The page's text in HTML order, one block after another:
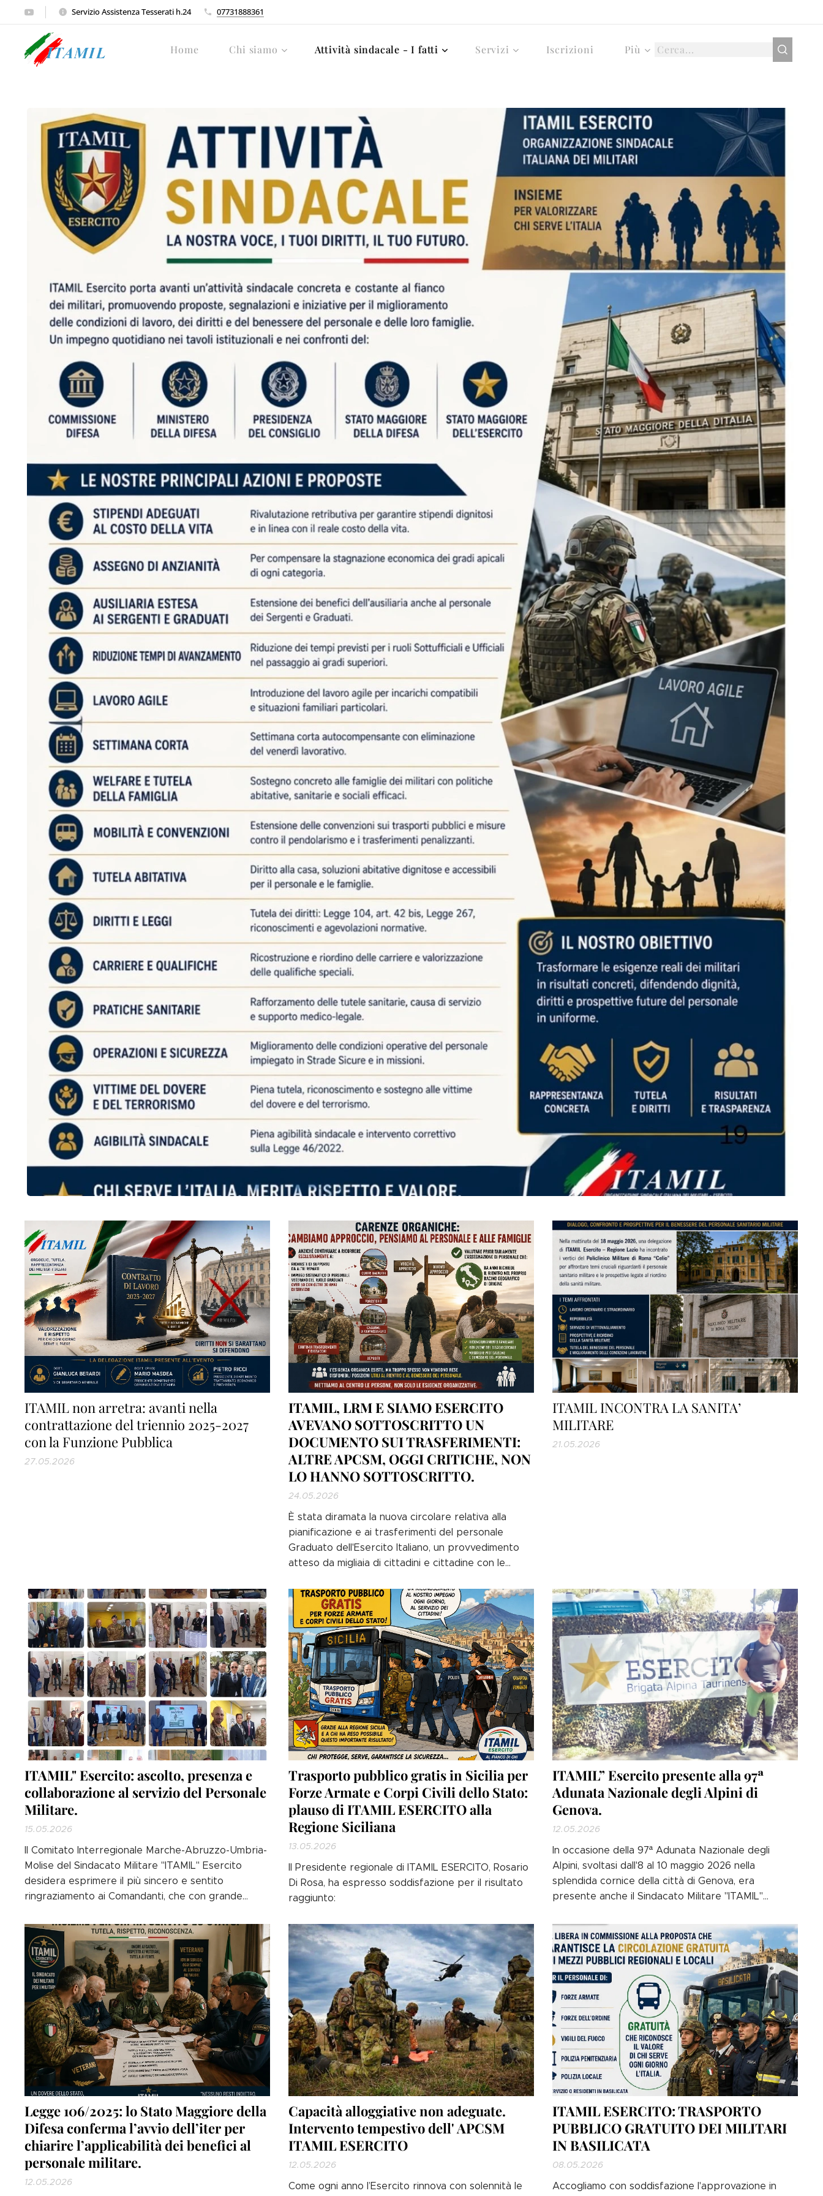
Servizio Assistenza Tesserati h.24 07731888361
Home Chi siamo Attività sindacale - I fatti Servizi Iscrizioni Più
ITAMIL non arretra: avanti nella
contrattazione del triennio 2025-2027
con la Funzione Pubblica
27.05.2026
ITAMIL, LRM E SIAMO ESERCITO
AVEVANO SOTTOSCRITTO UN
DOCUMENTO SUI TRASFERIMENTI:
ALTRE APCSM, OGGI CRITICHE, NON
LO HANNO SOTTOSCRITTO.
24.05.2026
È stata diramata la nuova circolare relativa alla
pianificazione e ai trasferimenti del personale
Graduato dell'Esercito Italiano, un provvedimento
atteso da migliaia di cittadini e cittadine con le
cambiamento su una materia che incide
profondamente sulla qualità della vita del personale
e delle loro...
ITAMIL INCONTRA LA SANITA’
MILITARE
21.05.2026
ITAMIL" Esercito: ascolto, presenza e
collaborazione al servizio del Personale
Militare.
15.05.2026
Il Comitato Interregionale Marche-Abruzzo-Umbria-
Molise del Sindacato Militare "ITAMIL" Esercito
desidera esprimere il più sincero e sentito
ringraziamento ai Comandanti, che con grande
collaborazione, hanno accolto la Delegazione
"ITAMIL" durante il percorso istituzionale svolto
nelle diverse caserme del...
Trasporto pubblico gratis in Sicilia per
Forze Armate e Corpi Civili dello Stato:
plauso di ITAMIL ESERCITO alla
Regione Siciliana
13.05.2026
Il Presidente regionale di ITAMIL ESERCITO, Rosario
Di Rosa, ha espresso soddisfazione per il risultato
raggiunto:
ITAMIL” Esercito presente alla 97ª
Adunata Nazionale degli Alpini di
Genova.
12.05.2026
In occasione della 97ª Adunata Nazionale degli
Alpini, svoltasi dall'8 al 10 maggio 2026 nella
splendida cornice della città di Genova, era
presente anche il Sindacato Militare "ITAMIL"
Coordinatore Interregionale Marche-Abruzzo-
Umbria-Molise e Referente per l'Abruzzo, Antonio
PICCIOCCHI. Nel corso...
Legge 106/2025: lo Stato Maggiore della
Difesa conferma l’avvio dell’iter per
chiarire l’applicabilità dei benefici al
personale militare.
12.05.2026
Capacità alloggiative non adeguate.
Intervento tempestivo dell' APCSM
ITAMIL ESERCITO
12.05.2026
Come ogni anno l’Esercito rinnova con solennità le
ITAMIL ESERCITO: TRASPORTO
PUBBLICO GRATUITO DEI MILITARI
IN BASILICATA
08.05.2026
Accogliamo con soddisfazione l'approvazione in